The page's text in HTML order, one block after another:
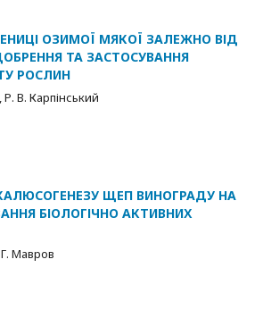
ОЗИМОЇ МЯКОЇ ЗАЛЕЖНО ВІД
ТА ЗАСТОСУВАННЯ
РОСЛИН
Р. В. Карпінський
ЩЕП ВИНОГРАДУ НА
БІОЛОГІЧНО АКТИВНИХ
Мавров